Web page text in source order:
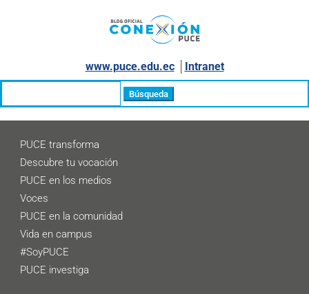
www.puce.edu.ec│ Intranet
PUCE transforma
Descubre tu vocación
PUCE en los medios
Voces
PUCE en la comunidad
Vida en campus
#SoyPUCE
PUCE investiga